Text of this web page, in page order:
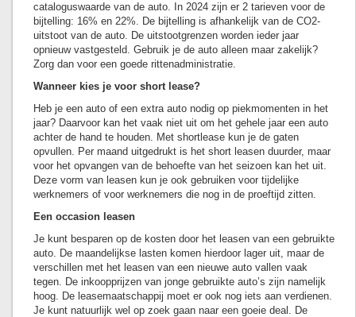
cataloguswaarde van de auto. In 2024 zijn er 2 tarieven voor de
bijtelling: 16% en 22%. De bijtelling is afhankelijk van de CO2-
uitstoot van de auto. De uitstootgrenzen worden ieder jaar
opnieuw vastgesteld. Gebruik je de auto alleen maar zakelijk?
Zorg dan voor een goede rittenadministratie.
Wanneer kies je voor short lease?
Heb je een auto of een extra auto nodig op piekmomenten in het
jaar? Daarvoor kan het vaak niet uit om het gehele jaar een auto
achter de hand te houden. Met shortlease kun je de gaten
opvullen. Per maand uitgedrukt is het short leasen duurder, maar
voor het opvangen van de behoefte van het seizoen kan het uit.
Deze vorm van leasen kun je ook gebruiken voor tijdelijke
werknemers of voor werknemers die nog in de proeftijd zitten.
Een occasion leasen
Je kunt besparen op de kosten door het leasen van een gebruikte
auto. De maandelijkse lasten komen hierdoor lager uit, maar de
verschillen met het leasen van een nieuwe auto vallen vaak
tegen. De inkoopprijzen van jonge gebruikte auto’s zijn namelijk
hoog. De leasemaatschappij moet er ook nog iets aan verdienen.
Je kunt natuurlijk wel op zoek gaan naar een goeie deal. De